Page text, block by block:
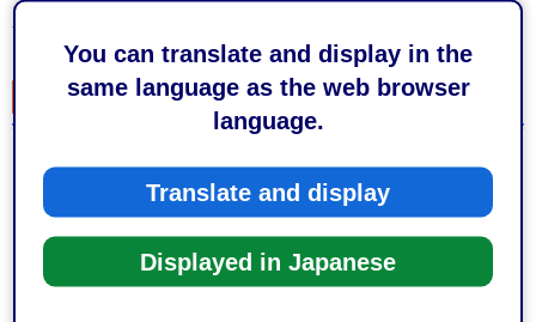
You can translate and display in the
same language as the web browser
language.
Translate and display
Displayed in Japanese
無料
持ち物
保護者（同伴者）の身分証明書（マイナンバーカード
等）
母子健康手帳
予防接種シール